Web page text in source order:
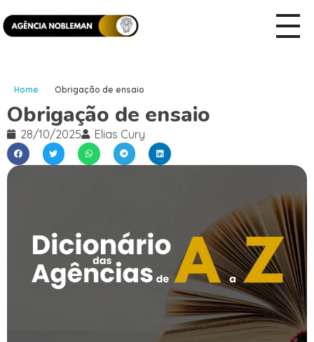
Home Obrigação de ensaio
Obrigação de ensaio
28/10/2025 Elias Cury